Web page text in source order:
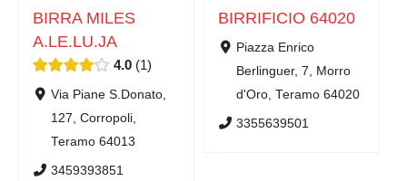
BIRRA MILES
A.LE.LU.JA
4.0 1
Via Piane S.Donato,
127, Corropoli,
Teramo 64013
3459393851
BIRRIFICIO 64020
Piazza Enrico
Berlinguer, 7, Morro
d'Oro, Teramo 64020
3355639501